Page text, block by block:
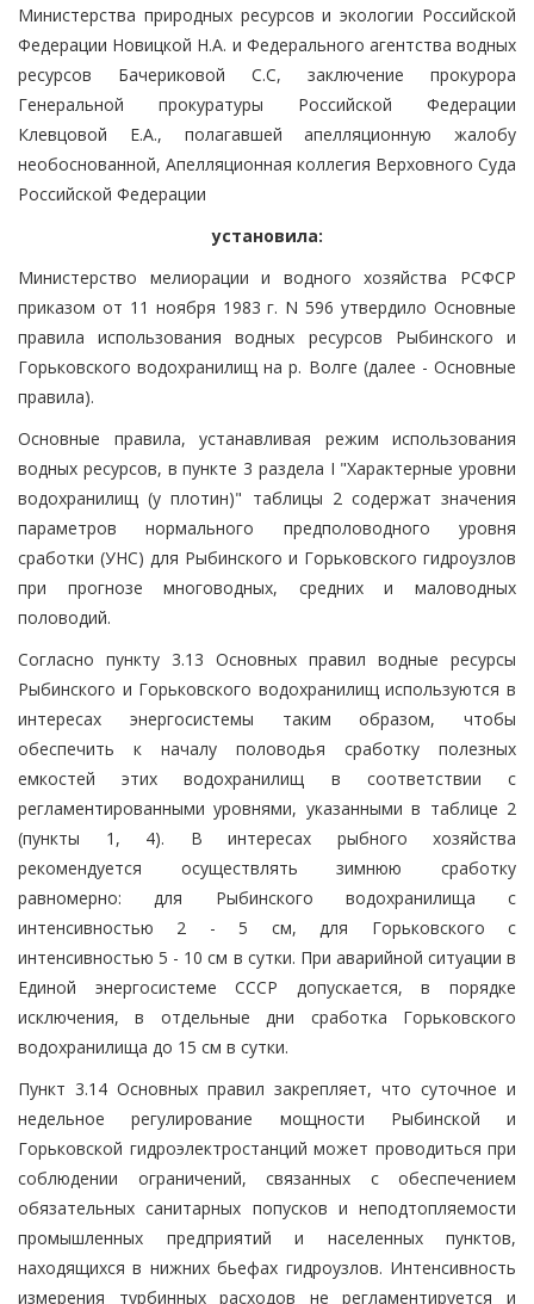
Министерства природных ресурсов и экологии Российской
Федерации Новицкой Н.А. и Федерального агентства водных
ресурсов Бачериковой С.С, заключение прокурора
Генеральной прокуратуры Российской Федерации
Клевцовой Е.А., полагавшей апелляционную жалобу
необоснованной, Апелляционная коллегия Верховного Суда
Российской Федерации
установила:
Министерство мелиорации и водного хозяйства РСФСР
приказом от 11 ноября 1983 г. N 596 утвердило Основные
правила использования водных ресурсов Рыбинского и
Горьковского водохранилищ на р. Волге (далее - Основные
правила).
Основные правила, устанавливая режим использования
водных ресурсов, в пункте 3 раздела I "Характерные уровни
водохранилищ (у плотин)" таблицы 2 содержат значения
параметров нормального предполоводного уровня
сработки (УНС) для Рыбинского и Горьковского гидроузлов
при прогнозе многоводных, средних и маловодных
половодий.
Согласно пункту 3.13 Основных правил водные ресурсы
Рыбинского и Горьковского водохранилищ используются в
интересах энергосистемы таким образом, чтобы
обеспечить к началу половодья сработку полезных
емкостей этих водохранилищ в соответствии с
регламентированными уровнями, указанными в таблице 2
(пункты 1, 4). В интересах рыбного хозяйства
рекомендуется осуществлять зимнюю сработку
равномерно: для Рыбинского водохранилища с
интенсивностью 2 - 5 см, для Горьковского с
интенсивностью 5 - 10 см в сутки. При аварийной ситуации в
Единой энергосистеме СССР допускается, в порядке
исключения, в отдельные дни сработка Горьковского
водохранилища до 15 см в сутки.
Пункт 3.14 Основных правил закрепляет, что суточное и
недельное регулирование мощности Рыбинской и
Горьковской гидроэлектростанций может проводиться при
соблюдении ограничений, связанных с обеспечением
обязательных санитарных попусков и неподтопляемости
промышленных предприятий и населенных пунктов,
находящихся в нижних бьефах гидроузлов. Интенсивность
измерения турбинных расходов не регламентируется и